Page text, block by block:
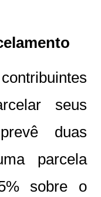
seus
duas
parcela
sobre o